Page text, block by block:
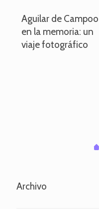
Aguilar de Campoo
en la memoria: un
viaje fotográfico
0
Archivo